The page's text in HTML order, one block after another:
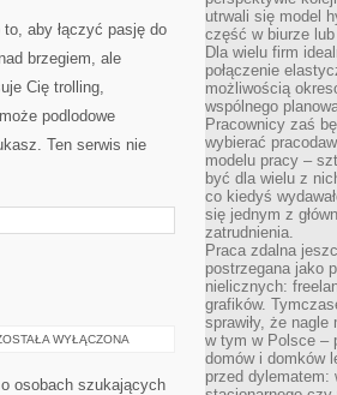
kochają spokój nad
łowić skuteczniej.
utrwali się model
część w biurze
Dla wielu firm
połączenie
możliwością
wspólnego
Pracownicy zaś
wybierać
modelu pracy –
być dla wielu z
co kiedyś
się jednym z
zatrudnienia.
Praca zdalna
postrzegana jako
nielicznych:
grafików.
sprawiły, że
w tym w Polsce –
domów i domków
przed dylematem: